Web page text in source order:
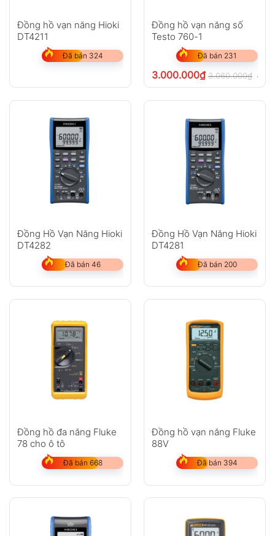
Đồng hồ vạn năng Hioki
DT4211
Đã bán 324
Đồng hồ vạn năng số
Testo 760-1
Đã bán 231
3.000.000₫ 3.060.000₫ chưa
Đồng Hồ Vạn Năng Hioki
DT4282
Đã bán 46
Đồng Hồ Vạn Năng Hioki
DT4281
Đã bán 200
Đồng hồ đa năng Fluke
78 cho ô tô
Đã bán 668
Đồng hồ vạn năng Fluke
88V
Đã bán 394